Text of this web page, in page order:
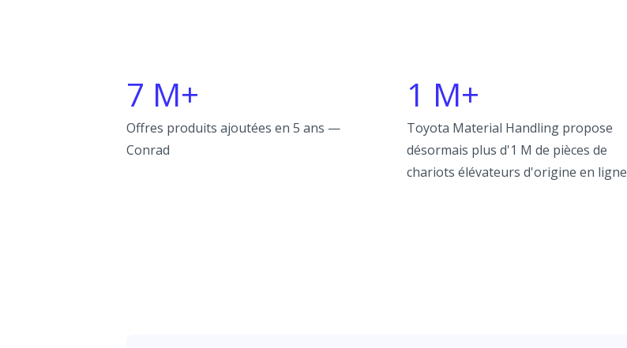
7 M+
Offres produits ajoutées en 5 ans —
Conrad
1 M+
Toyota Material Handling propose
désormais plus d'1 M de pièces de
chariots élévateurs d'origine en ligne